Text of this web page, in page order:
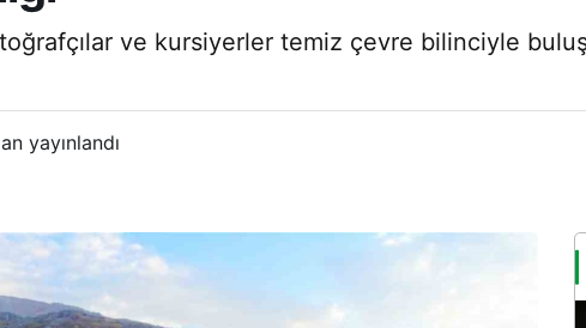
ve kursiyerler temiz çevre bilinciyle
yayınlandı